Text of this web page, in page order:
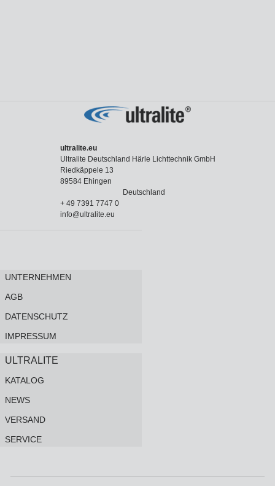
ultralite.eu
Ultralite Deutschland Härle Lichttechnik GmbH
Riedkäppele 13
89584 Ehingen
Deutschland
+ 49 7391 7747 0
info@ultralite.eu
UNTERNEHMEN
AGB
DATENSCHUTZ
IMPRESSUM
ULTRALITE
KATALOG
NEWS
VERSAND
SERVICE